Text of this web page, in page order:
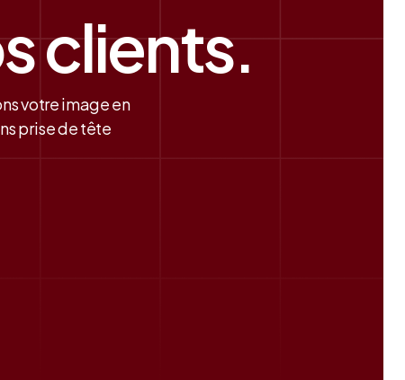
clients.
votre image en
prise de tête